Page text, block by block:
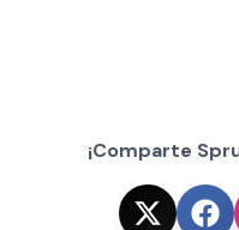
¡Comparte